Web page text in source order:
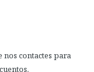
contactes para